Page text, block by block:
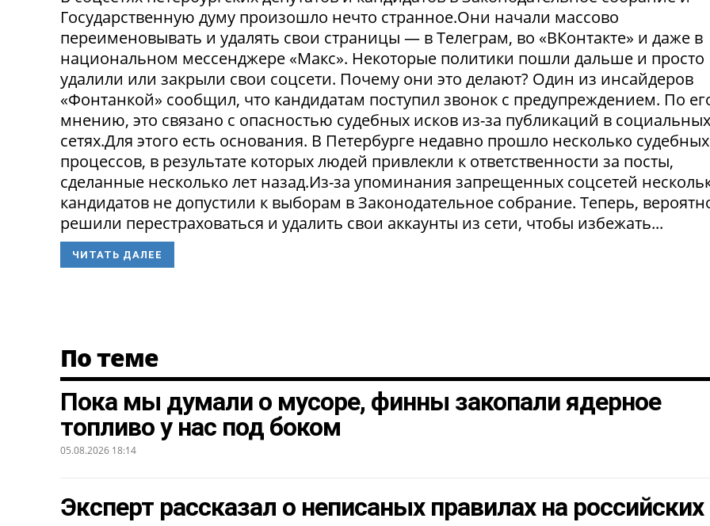
Государственную думу произошло нечто странное.Они начали массово
переименовывать и удалять свои страницы — в Телеграм, во «ВКонтакте» и даже в
национальном мессенджере «Макс». Некоторые политики пошли дальше и просто
удалили или закрыли свои соцсети. Почему они это делают? Один из инсайдеров
«Фонтанкой» сообщил, что кандидатам поступил звонок с предупреждением. По
мнению, это связано с опасностью судебных исков из-за публикаций в социальных
сетях.Для этого есть основания. В Петербурге недавно прошло несколько судебных
процессов, в результате которых людей привлекли к ответственности за посты,
сделанные несколько лет назад.Из-за упоминания запрещенных соцсетей
кандидатов не допустили к выборам в Законодательное собрание. Теперь,
решили перестраховаться и удалить свои аккаунты из сети, чтобы избежать...
ЧИТАТЬ ДАЛЕЕ
По теме
Пока мы думали о мусоре, финны закопали ядерное
топливо у нас под боком
05.08.2026 18:14
Эксперт рассказал о неписаных правилах на российских